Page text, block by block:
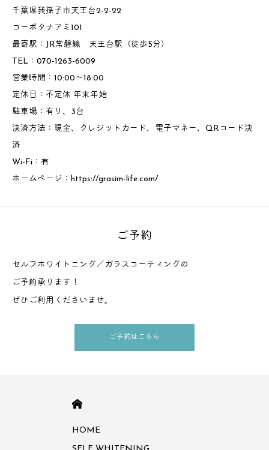
千葉県我孫子市天王台2-2-22
コーポタナアミ101
最寄駅：JR常磐線 天王台駅（徒歩5分）
TEL：070-1263-6009
営業時間：10:00～18:00
定休日：不定休 年末年始
駐車場：有り、3台
決済方法：現金、クレジットカード、電子マネー、QRコード決
済
Wi-Fi：有
ホームページ： https://grasim-life.com/
ご予約
セルフホワイトニング／ガラスコーティングの
ご予約承ります！
ぜひご利用くださいませ。
ご予約はこちら
HOME